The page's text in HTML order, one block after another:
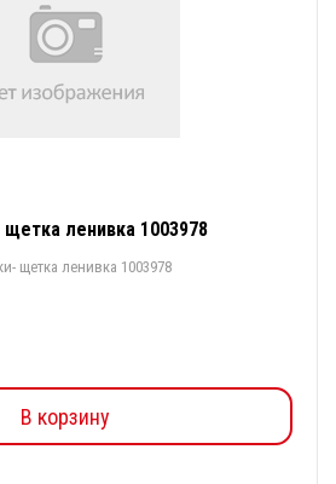
ленивка 1003978
щетка ленивка 1003978
В корзину